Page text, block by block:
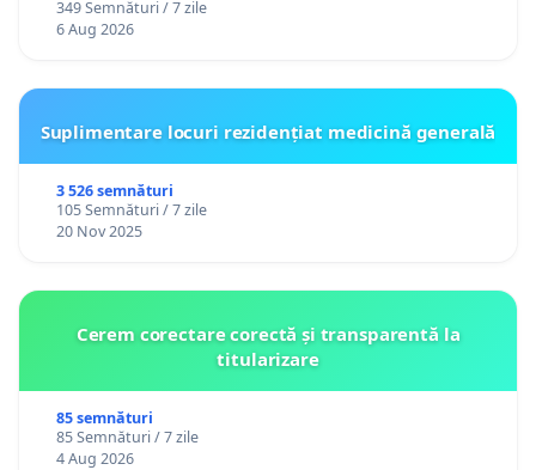
personali
349 Semnături / 7 zile
6 Aug 2026
Suplimentare locuri rezidențiat medicină generală
3 526 semnături
105 Semnături / 7 zile
20 Nov 2025
Cerem corectare corectă și transparentă la
titularizare
85 semnături
85 Semnături / 7 zile
4 Aug 2026